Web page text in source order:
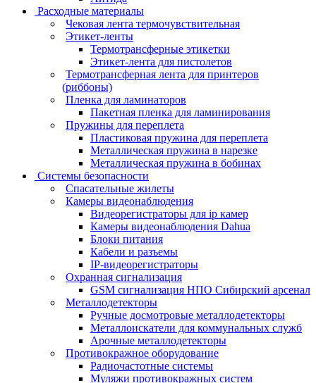
Расходные материалы
Чековая лента термочувствительная
Этикет-ленты
Термотрансферные этикетки
Этикет-лента для пистолетов
Термотрансферная лента для принтеров
(риббоны)
Пленка для ламинаторов
Пакетная пленка для ламинирования
Пружины для переплета
Пластиковая пружина для переплета
Металлическая пружина в нарезке
Металлическая пружина в бобинах
Системы безопасности
Спасательные жилеты
Камеры видеонаблюдения
Видеорегистраторы для ip камер
Камеры видеонаблюдения Dahua
Блоки питания
Кабели и разъемы
IP-видеорегистраторы
Охранная сигнализация
GSM сигнализация НПО Сибирский арсенал
Металлодетекторы
Ручные досмотровые металлодетекторы
Металлоискатели для коммунальных служб
Арочные металлодетекторы
Противокражное оборудование
Радиочастотные системы
Муляжи противокражных систем